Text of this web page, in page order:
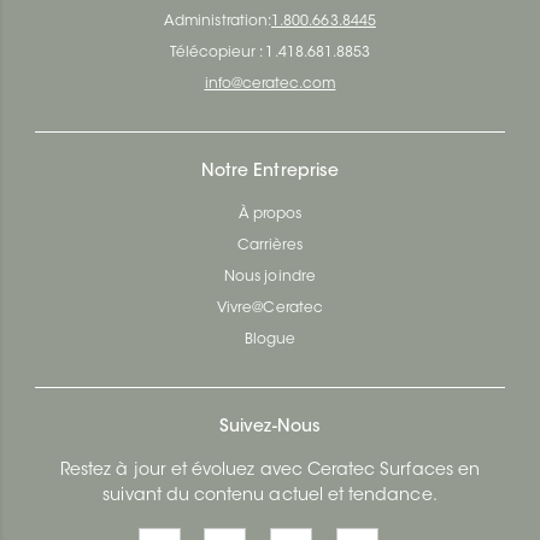
Administration: 1.800.663.8445
Télécopieur : 1.418.681.8853
info@ceratec.com
Notre Entreprise
À propos
Carrières
Nous joindre
Vivre@Ceratec
Blogue
Suivez-Nous
Restez à jour et évoluez avec Ceratec Surfaces en
suivant du contenu actuel et tendance.